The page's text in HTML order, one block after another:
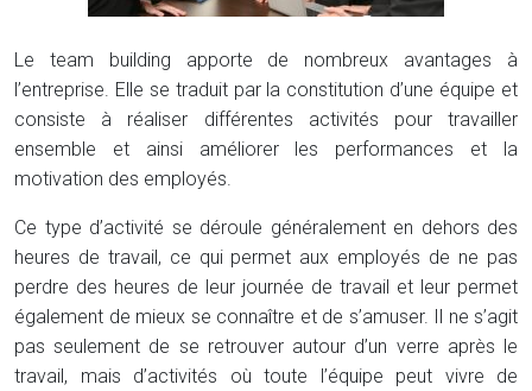
Le team building apporte de nombreux avantages à
l’entreprise. Elle se traduit par la constitution d’une équipe et
consiste à réaliser différentes activités pour travailler
ensemble et ainsi améliorer les performances et la
motivation des employés.
Ce type d’activité se déroule généralement en dehors des
heures de travail, ce qui permet aux employés de ne pas
perdre des heures de leur journée de travail et leur permet
également de mieux se connaître et de s’amuser. Il ne s’agit
pas seulement de se retrouver autour d’un verre après le
travail, mais d’activités où toute l’équipe peut vivre de